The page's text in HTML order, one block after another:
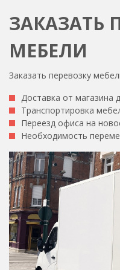
ЗАКАЗАТЬ
МЕБЕЛИ
Заказать перевозку
Доставка от магазина
Транспортировка
Переезд офиса на
Необходимость